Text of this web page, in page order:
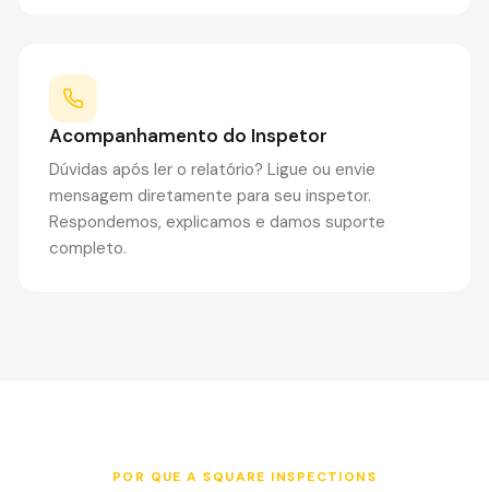
Acompanhamento do Inspetor
Dúvidas após ler o relatório? Ligue ou envie
mensagem diretamente para seu inspetor.
Respondemos, explicamos e damos suporte
completo.
POR QUE A SQUARE INSPECTIONS